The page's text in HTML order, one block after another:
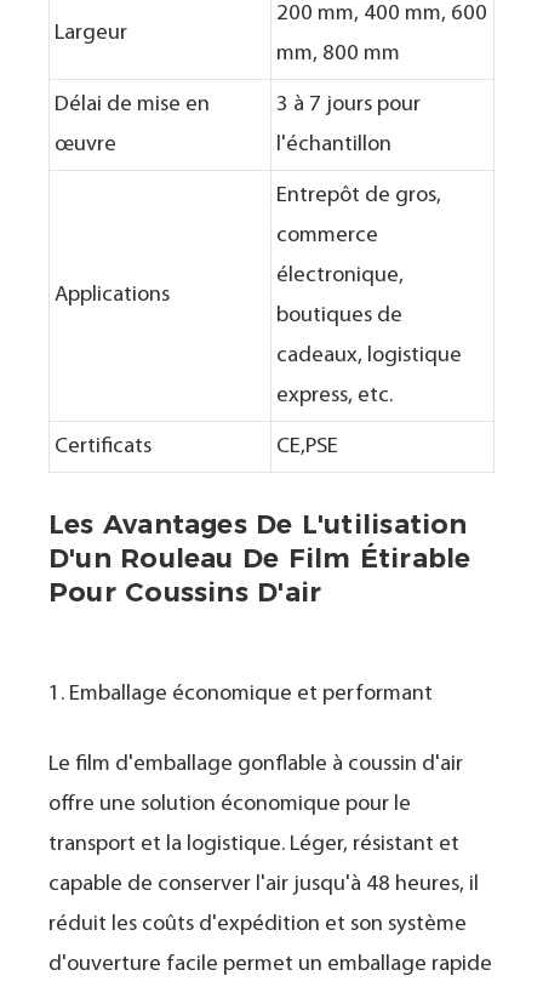
Largeur
200 mm, 400 mm, 600
mm, 800 mm
Délai de mise en
œuvre
3 à 7 jours pour
l'échantillon
Applications
Entrepôt de gros,
commerce
électronique,
boutiques de
cadeaux, logistique
express, etc.
Certificats CE,PSE
Les Avantages De L'utilisation
D'un Rouleau De Film Étirable
Pour Coussins D'air
1. Emballage économique et performant
Le film d'emballage gonflable à coussin d'air
offre une solution économique pour le
transport et la logistique. Léger, résistant et
capable de conserver l'air jusqu'à 48 heures, il
réduit les coûts d'expédition et son système
d'ouverture facile permet un emballage rapide